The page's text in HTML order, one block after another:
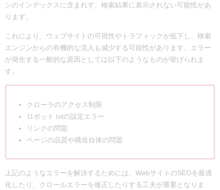
ンのインデックスに含まれず、検索結果に表示されない可能性があ
ります。
これにより、ウェブサイトの可視性やトラフィックが低下し、検索
エンジンからの有機的な流入も減少する可能性があります。エラー
が発生する一般的な原因としては以下のようなものが挙げられま
す。
クローラのアクセス制限
ロボット.txtの設定エラー
リンクの問題
ページの品質や構造自体の問題
上記のようなエラーを解決するためには、WebサイトのSEOを最適
化したり、クロールエラーを修正したりする工夫が重要となりま